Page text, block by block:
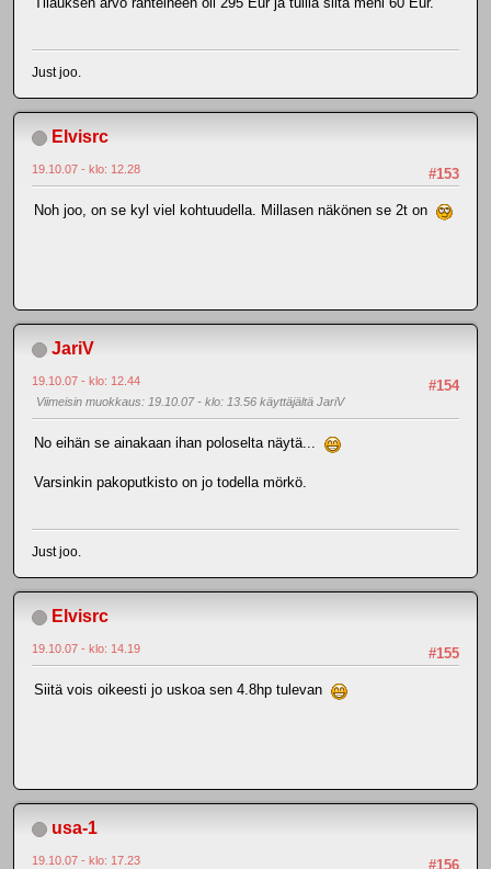
Just joo.
Elvisrc
#153
19.10.07 - klo: 12.28
Noh joo, on se kyl viel kohtuudella. Millasen näkönen se 2t on
JariV
#154
19.10.07 - klo: 12.44
Viimeisin muokkaus: 19.10.07 - klo: 13.56 käyttäjältä JariV
No eihän se ainakaan ihan poloselta näytä...
Varsinkin pakoputkisto on jo todella mörkö.
Just joo.
Elvisrc
#155
19.10.07 - klo: 14.19
Siitä vois oikeesti jo uskoa sen 4.8hp tulevan
usa-1
#156
19.10.07 - klo: 17.23